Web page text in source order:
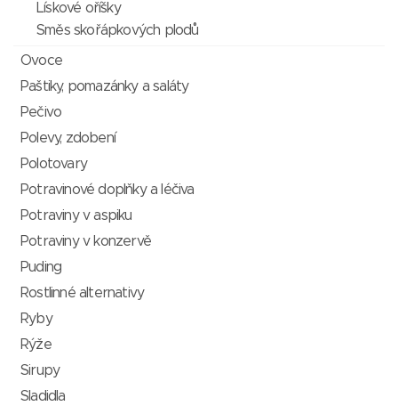
Lískové oříšky
Směs skořápkových plodů
Ovoce
Paštiky, pomazánky a saláty
Pečivo
Polevy, zdobení
Polotovary
Potravinové doplňky a léčiva
Potraviny v aspiku
Potraviny v konzervě
Puding
Rostlinné alternativy
Ryby
Rýže
Sirupy
Sladidla